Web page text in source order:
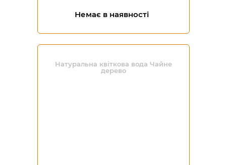
Немає в наявності
Натуральна квіткова вода Чайне
дерево